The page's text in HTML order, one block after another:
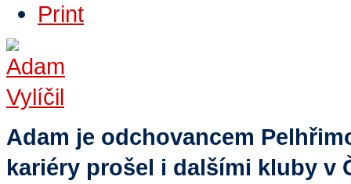
Print
Adam je odchovancem
kariéry prošel i dalšími kluby v